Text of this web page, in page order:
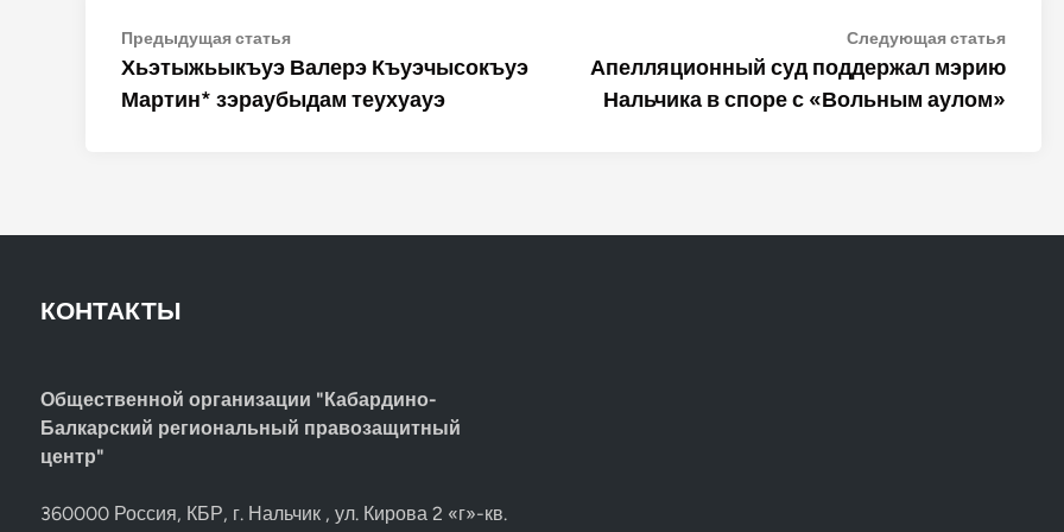
Навигация
по
записям
Предыдущая статьяПредыдущая
статья:
Хьэтыжьыкъуэ Валерэ Къуэчысокъуэ
Мартин* зэраубыдам теухуауэ
Следующая статья
статья:
Апелляционный суд поддержал мэрию
Нальчика в споре с «Вольным аулом»
КОНТАКТЫ
Общественной организации "Кабардино-
Балкарский региональный правозащитный
центр"
360000 Россия, КБР, г. Нальчик , ул. Кирова 2 «г»-кв.